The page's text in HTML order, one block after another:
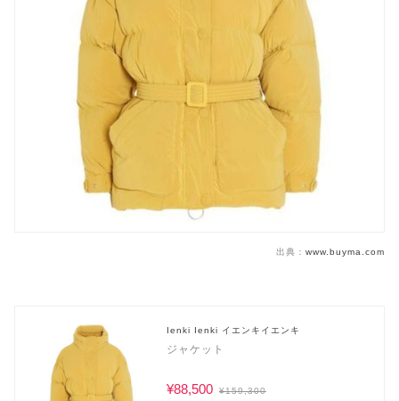
出典： www.buyma.com
Ienki Ienki イエンキイエンキ
ジャケット
¥88,500 ¥159,300